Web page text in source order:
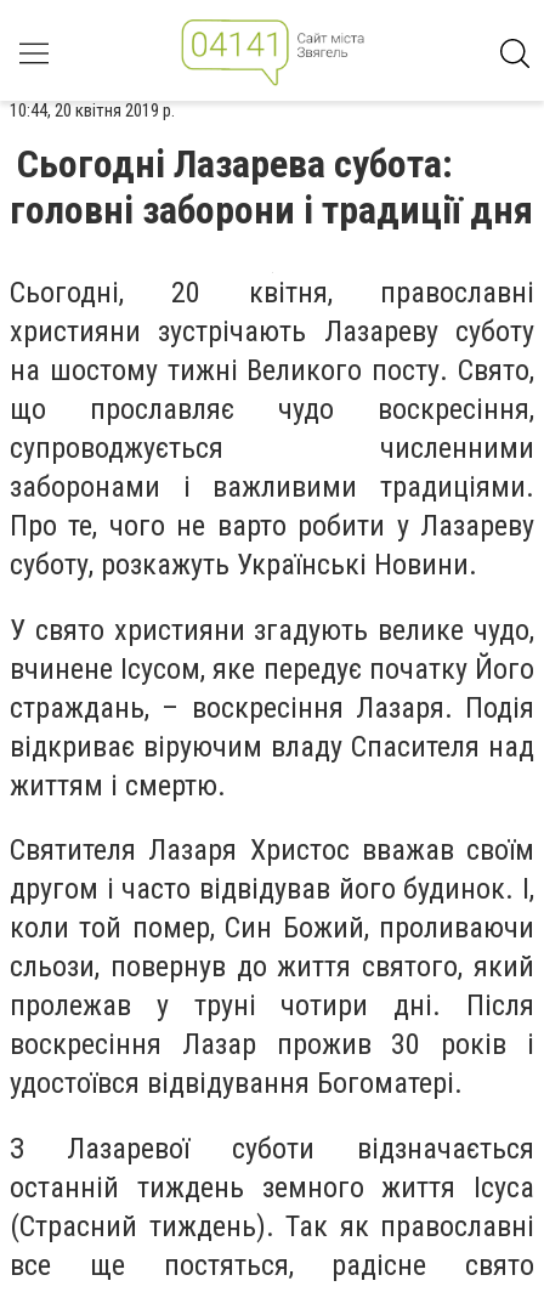
10:44, 20 квітня 2019 р.
Сьогодні Лазарева субота:
головні заборони і традиції дня
Сьогодні, 20 квітня, православні
християни зустрічають Лазареву суботу
на шостому тижні Великого посту. Свято,
що прославляє чудо воскресіння,
супроводжується численними
заборонами і важливими традиціями.
Про те, чого не варто робити у Лазареву
суботу, розкажуть Українські Новини.
У свято християни згадують велике чудо,
вчинене Ісусом, яке передує початку Його
страждань, – воскресіння Лазаря. Подія
відкриває віруючим владу Спасителя над
життям і смертю.
Святителя Лазаря Христос вважав своїм
другом і часто відвідував його будинок. І,
коли той помер, Син Божий, проливаючи
сльози, повернув до життя святого, який
пролежав у труні чотири дні. Після
воскресіння Лазар прожив 30 років і
удостоївся відвідування Богоматері.
З Лазаревої суботи відзначається
останній тиждень земного життя Ісуса
(Страсний тиждень). Так як православні
все ще постяться, радісне свято